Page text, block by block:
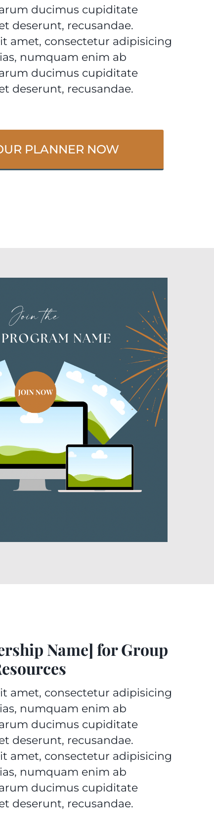
ducimus cupiditate
deserunt, recusandae.
amet, consectetur adipisicing
numquam enim ab
ducimus cupiditate
deserunt, recusandae.
PLANNER NOW
Name] for Group
amet, consectetur adipisicing
numquam enim ab
ducimus cupiditate
deserunt, recusandae.
amet, consectetur adipisicing
numquam enim ab
ducimus cupiditate
deserunt, recusandae.